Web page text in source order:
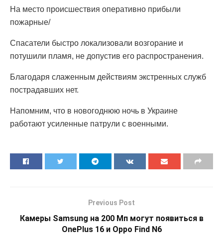
На место происшествия оперативно прибыли
пожарные/
Спасатели быстро локализовали возгорание и
потушили пламя, не допустив его распространения.
Благодаря слаженным действиям экстренных служб
пострадавших нет.
Напомним, что в новогоднюю ночь в Украине
работают усиленные патрули с военными.
Previous Post
Камеры Samsung на 200 Мп могут появиться в
OnePlus 16 и Oppo Find N6